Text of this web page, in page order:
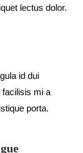
lectus dolor.
id dui
facilisis mi a
porta.